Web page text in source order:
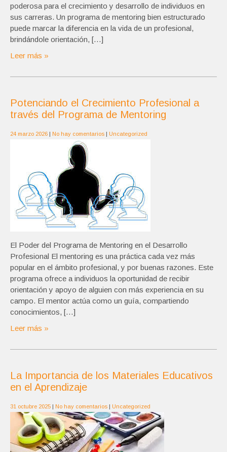
poderosa para el crecimiento y desarrollo de individuos en
sus carreras. Un programa de mentoring bien estructurado
puede marcar la diferencia en la vida de un profesional,
brindándole orientación, […]
Leer más »
Potenciando el Crecimiento Profesional a
través del Programa de Mentoring
24 marzo 2026 | No hay comentarios | Uncategorized
El Poder del Programa de Mentoring en el Desarrollo
Profesional El mentoring es una práctica cada vez más
popular en el ámbito profesional, y por buenas razones. Este
programa ofrece a individuos la oportunidad de recibir
orientación y apoyo de alguien con más experiencia en su
campo. El mentor actúa como un guía, compartiendo
conocimientos, […]
Leer más »
La Importancia de los Materiales Educativos
en el Aprendizaje
31 octubre 2025 | No hay comentarios | Uncategorized